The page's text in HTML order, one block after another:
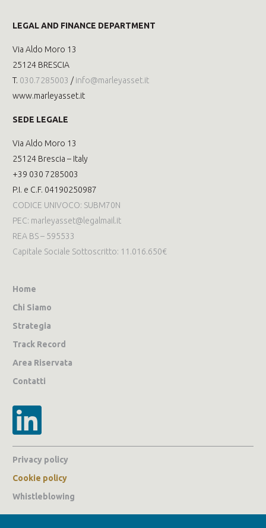
LEGAL AND FINANCE DEPARTMENT
Via Aldo Moro 13
25124 BRESCIA
T. 030.7285003 / info@marleyasset.it
www.marleyasset.it
SEDE LEGALE
Via Aldo Moro 13
25124 Brescia – Italy
+39 030 7285003
P.I. e C.F. 04190250987
CODICE UNIVOCO: SUBM70N
PEC: marleyasset@legalmail.it
REA BS – 595533
Capitale Sociale Sottoscritto: 11.016.650€
Home
Chi Siamo
Strategia
Track Record
Area Riservata
Contatti
Privacy policy
Cookie policy
Whistleblowing